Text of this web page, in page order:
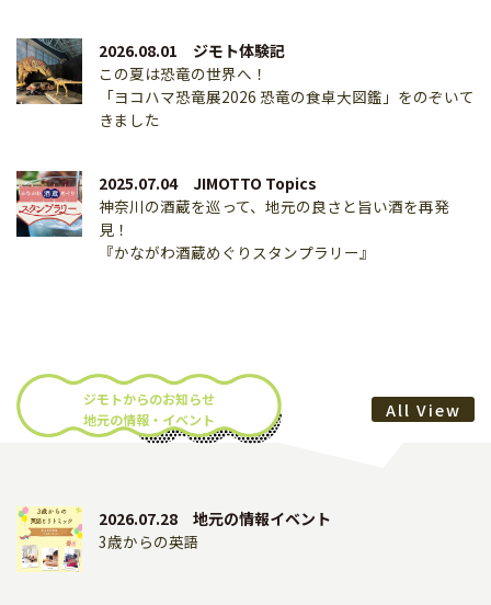
2026.08.01 ジモト体験記
この夏は恐竜の世界へ！
「ヨコハマ恐竜展2026 恐竜の食卓大図鑑」をのぞいて
きました
2025.07.04 JIMOTTO Topics
神奈川の酒蔵を巡って、地元の良さと旨い酒を再発
見！
『かながわ酒蔵めぐりスタンプラリー』
2024.11.18 JIMOTTO Topics
東京2025デフリンピック1年前イベント in かながわ
2024.09.11 JIMOTTO Topics
ジモトからのお知らせ
地元の情報・イベント
All View
2026.07.28 地元の情報イベント
3歳からの英語